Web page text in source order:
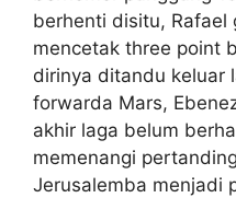
berhenti disitu, Rafael
mencetak three point
dirinya ditandu keluar
forwarda Mars,
akhir laga belum
memenangi
Jerusalemba menjadi